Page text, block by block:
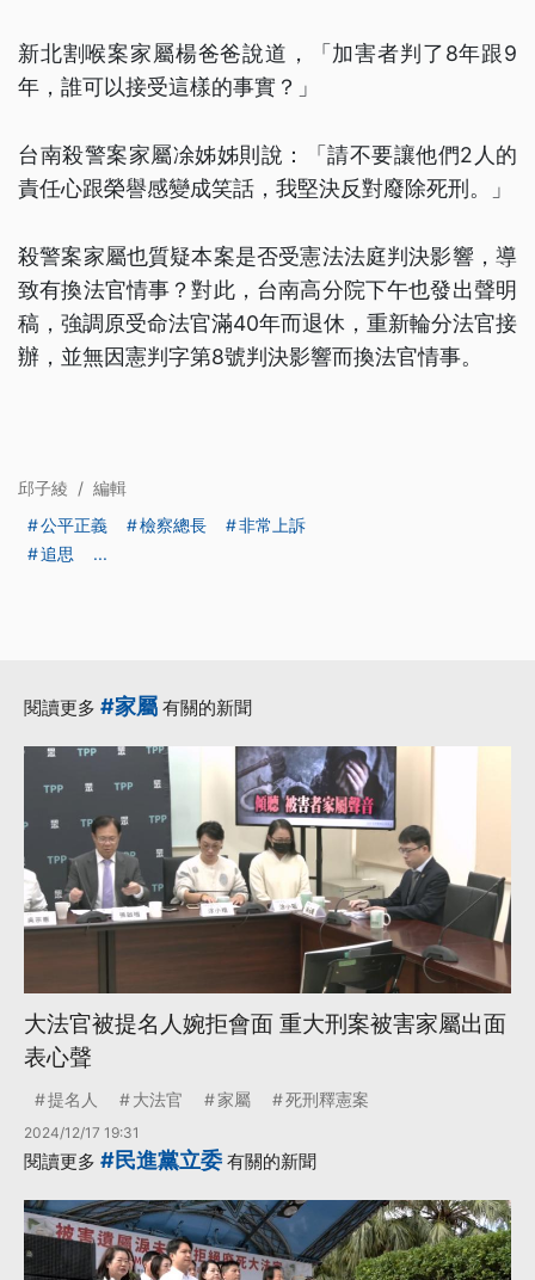
新北割喉案家屬楊爸爸說道，「加害者判了8年跟9
年，誰可以接受這樣的事實？」
台南殺警案家屬凃姊姊則說：「請不要讓他們2人的
責任心跟榮譽感變成笑話，我堅決反對廢除死刑。」
殺警案家屬也質疑本案是否受憲法法庭判決影響，導
致有換法官情事？對此，台南高分院下午也發出聲明
稿，強調原受命法官滿40年而退休，重新輪分法官接
辦，並無因憲判字第8號判決影響而換法官情事。
邱子綾 / 編輯
公平正義
檢察總長
非常上訴
追思
...
閱讀更多 #家屬 有關的新聞
大法官被提名人婉拒會面 重大刑案被害家屬出面
表心聲
提名人 大法官 家屬 死刑釋憲案
2024/12/17 19:31
閱讀更多 #民進黨立委 有關的新聞